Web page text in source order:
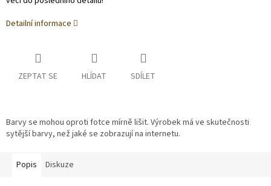
Detailní informace
ZEPTAT SE HLÍDAT SDÍLET
Barvy se mohou oproti fotce mírně lišit. Výrobek má ve skutečnosti
sytější barvy, než jaké se zobrazují na internetu.
Popis Diskuze